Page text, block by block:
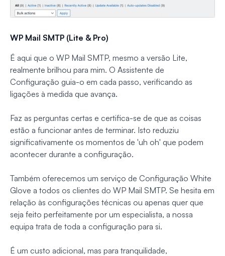
WP Mail SMTP (Lite & Pro)
É aqui que o WP Mail SMTP, mesmo a versão Lite,
realmente brilhou para mim. O Assistente de
Configuração guia-o em cada passo, verificando as
ligações à medida que avança.
Faz as perguntas certas e certifica-se de que as coisas
estão a funcionar antes de terminar. Isto reduziu
significativamente os momentos de 'uh oh' que podem
acontecer durante a configuração.
Também oferecemos um serviço de Configuração White
Glove a todos os clientes do WP Mail SMTP. Se hesita em
relação às configurações técnicas ou apenas quer que
seja feito perfeitamente por um especialista, a nossa
equipa trata de toda a configuração para si.
É um custo adicional, mas para tranquilidade,